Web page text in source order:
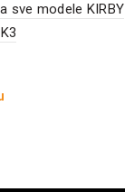
sve modele KIRBY